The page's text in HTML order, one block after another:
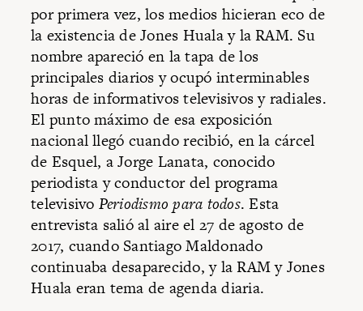
por primera vez, los medios hicieran eco de
la existencia de Jones Huala y la RAM. Su
nombre apareció en la tapa de los
principales diarios y ocupó interminables
horas de informativos televisivos y radiales.
El punto máximo de esa exposición
nacional llegó cuando recibió, en la cárcel
de Esquel, a Jorge Lanata, conocido
periodista y conductor del programa
televisivo Periodismo para todos. Esta
entrevista salió al aire el 27 de agosto de
2017, cuando Santiago Maldonado
continuaba desaparecido, y la RAM y Jones
Huala eran tema de agenda diaria.